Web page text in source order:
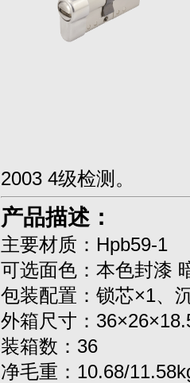
2003 4级检测。
产品描述：
主要材质：Hpb59-1
可选面色：本色封漆
包装配置：锁芯×1、
外箱尺寸：
装箱数：
净毛重：10.68/